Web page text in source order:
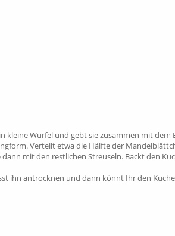
Würfel und gebt sie zusammen mit dem
Verteilt etwa die Hälfte der
mit den restlichen Streuseln. Backt den
ihn antrocknen und dann könnt Ihr den